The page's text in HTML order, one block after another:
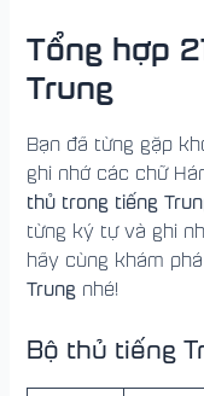
Tổng hợp
Trung
Bạn đã từng gặp
ghi nhớ các chữ
thủ trong tiếng
từng ký tự và ghi
hãy cùng khám
Trung nhé!
Bộ thủ tiếng